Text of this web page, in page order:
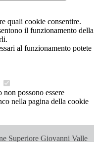
quali cookie consentire.
il funzionamento della
al funzionamento potete
possono essere
nella pagina della cookie
Superiore Giovanni Valle